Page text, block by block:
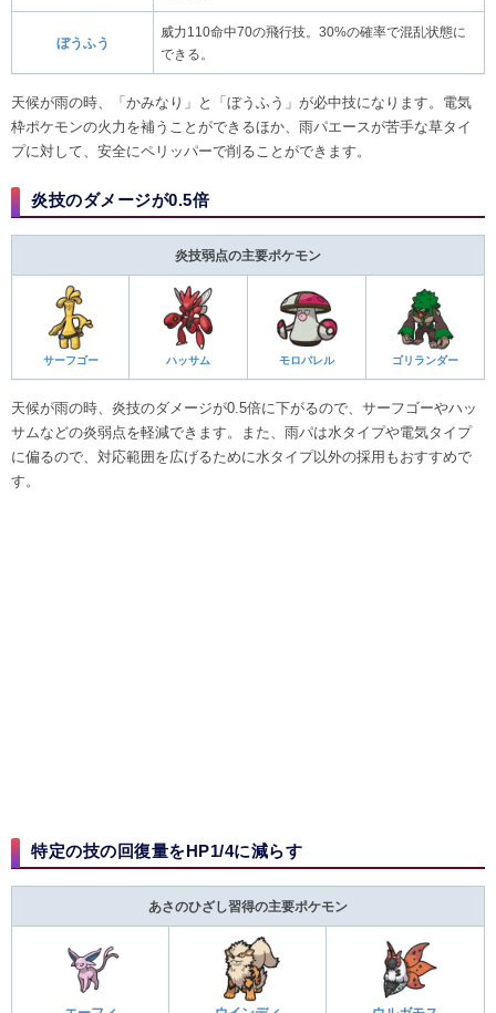
ぼうふう
威力110命中70の飛行技。30%の確率で混乱状態に
できる。
天候が雨の時、「かみなり」と「ぼうふう」が必中技になります。電気
枠ポケモンの火力を補うことができるほか、雨パエースが苦手な草タイ
プに対して、安全にペリッパーで削ることができます。
炎技のダメージが0.5倍
炎技弱点の主要ポケモン
サーフゴー ハッサム モロバレル ゴリランダー
天候が雨の時、炎技のダメージが0.5倍に下がるので、サーフゴーやハッ
サムなどの炎弱点を軽減できます。また、雨パは水タイプや電気タイプ
に偏るので、対応範囲を広げるために水タイプ以外の採用もおすすめで
す。
特定の技の回復量をHP1/4に減らす
あさのひざし習得の主要ポケモン